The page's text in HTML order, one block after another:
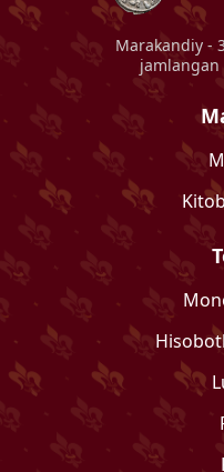
Marakandiy -
jamlangan